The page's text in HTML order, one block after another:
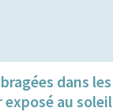
dans les
au soleil